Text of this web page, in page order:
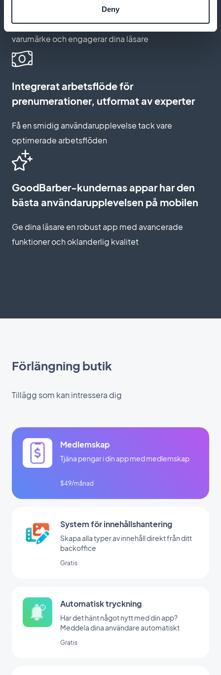
Deny
Skapa en prenumerationssida som återspeglar ditt
varumärke och engagerar dina läsare
Integrerat arbetsflöde för
prenumerationer, utformat av experter
Få en smidig användarupplevelse tack vare
optimerade arbetsflöden
GoodBarber-kundernas appar har den
bästa användarupplevelsen på mobilen
Ge dina läsare en robust app med avancerade
funktioner och oklanderlig kvalitet
Förlängning butik
Tillägg som kan intressera dig
Medlemskap
Tjäna pengar i din app med medlemskap
$49/månad
System för innehållshantering
Skapa alla typer av innehåll direkt från ditt
backoffice
Gratis
Automatisk tryckning
Har det hänt något nytt med din app?
Meddela dina användare automatiskt
Gratis